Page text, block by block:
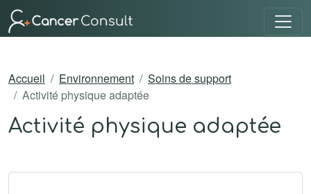
Accueil Environnement
Soins de support
Activité physique adaptée
Activité physique adaptée